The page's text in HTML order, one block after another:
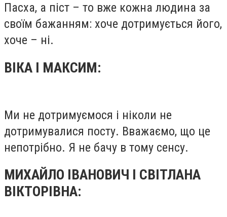
Пасха, а піст – то вже кожна людина за
своїм бажанням: хоче дотримується його,
хоче – ні.
ВІКА І МАКСИМ:
Ми не дотримуємося і ніколи не
дотримувалися посту. Вважаємо, що це
непотрібно. Я не бачу в тому сенсу.
МИХАЙЛО ІВАНОВИЧ І СВІТЛАНА
ВІКТОРІВНА: